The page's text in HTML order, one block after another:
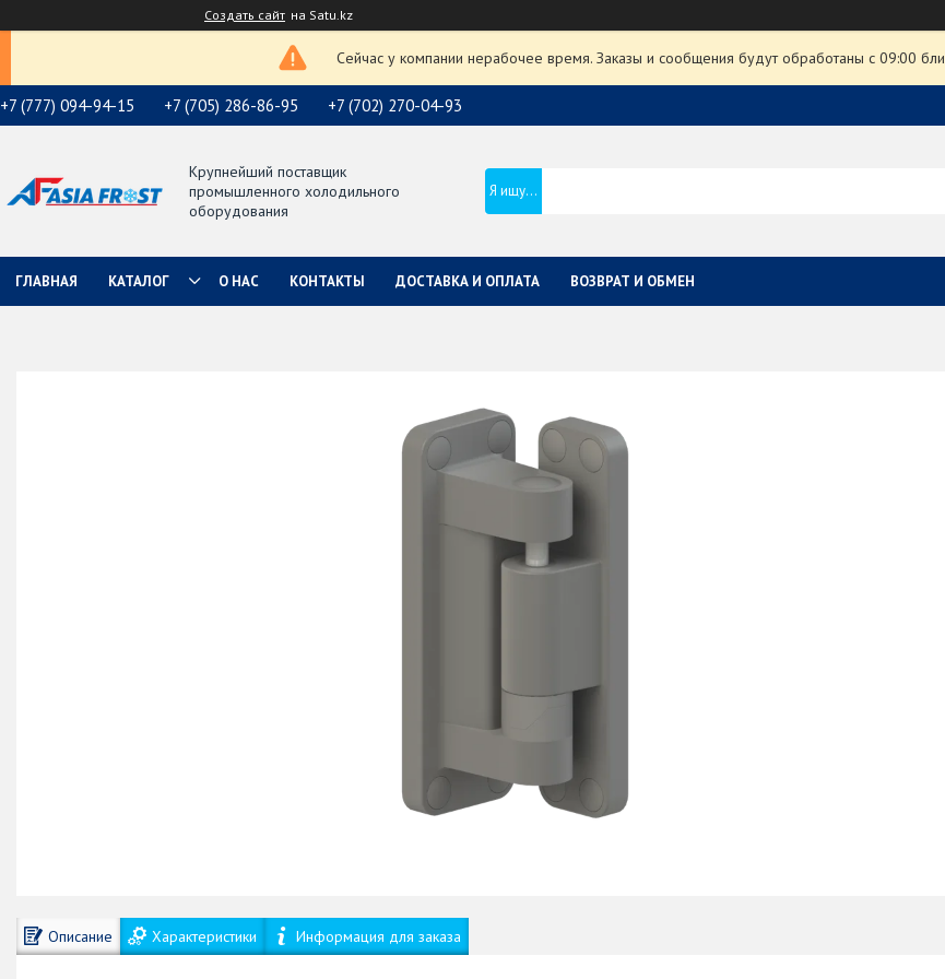
Создать сайт на Satu.kz
Сейчас у компании нерабочее время. Заказы и сообщения будут обработаны с 09:00
+7 (777) 094-94-15 +7 (705) 286-86-95 +7 (702) 270-04-93
Крупнейший поставщик
промышленного холодильного
оборудования
ГЛАВНАЯ КАТАЛОГ О НАС КОНТАКТЫ ДОСТАВКА И ОПЛАТА ВОЗВРАТ И ОБМЕН
Описание Характеристики Информация для заказа